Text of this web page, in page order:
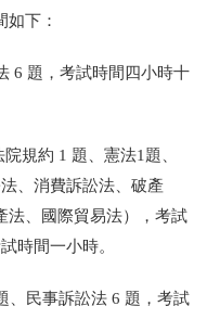
下：
6 題，考試時間四小時十
規約 1 題、憲法1題、
、消費訴訟法、破產
法、國際貿易法），考試
時間一小時。
、民事訴訟法 6 題，考試